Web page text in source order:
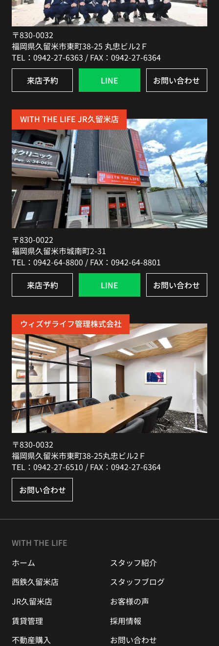
〒830-0032
福岡県久留米市東町38-25 丸忠ビル2Ｆ
TEL：0942-27-6363 / FAX：0942-27-6364
来店予約 LINE お問い合わせ
WITH THE LIFE JR久留米店
〒830-0022
福岡県久留米市城南町2-31
TEL：0942-64-8800 / FAX：0942-64-8801
来店予約 LINE お問い合わせ
ウィズザライフ管理株式会社
〒830-0032
福岡県久留米市東町38-25丸忠ビル2Ｆ
TEL：0942-27-6510 / FAX：0942-27-6364
お問い合わせ
WITH THE LIFE
ホーム
スタッフ紹介
西鉄久留米店
スタッフブログ
JR久留米店
お客様の声
賃貸管理
採用情報
不動産購入
お問い合わせ